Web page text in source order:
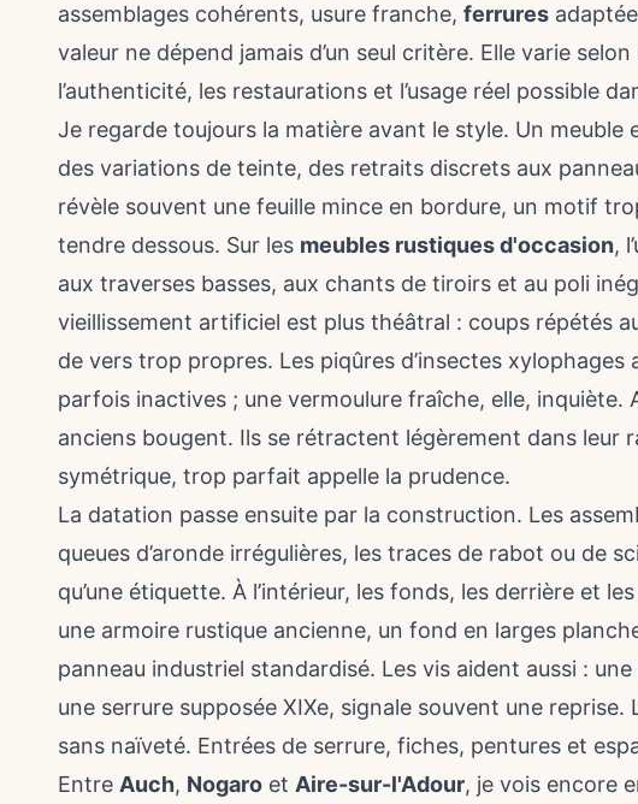
assemblages cohérents, usure franche, ferrures
valeur ne dépend jamais d’un seul critère. Elle varie selon
l’authenticité, les restaurations et l’usage réel possible
Je regarde toujours la matière avant le style. Un meuble
des variations de teinte, des retraits discrets aux
révèle souvent une feuille mince en bordure, un motif
tendre dessous. Sur les meubles rustiques d'occasion,
aux traverses basses, aux chants de tiroirs et au poli
vieillissement artificiel est plus théâtral : coups répétés
de vers trop propres. Les piqûres d’insectes
parfois inactives ; une vermoulure fraîche, elle, inquiète.
anciens bougent. Ils se rétractent légèrement dans leur
symétrique, trop parfait appelle la prudence.
La datation passe ensuite par la construction. Les
queues d’aronde irrégulières, les traces de rabot ou de
qu’une étiquette. À l’intérieur, les fonds, les derrière et
une armoire rustique ancienne, un fond en larges
panneau industriel standardisé. Les vis aident aussi :
une serrure supposée XIXe, signale souvent une reprise.
sans naïveté. Entrées de serrure, fiches, pentures et
Entre Auch, Nogaro et Aire-sur-l'Adour, je vois encore